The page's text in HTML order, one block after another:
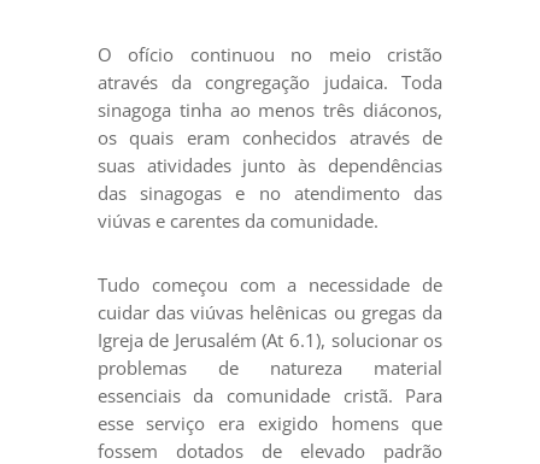
O ofício continuou no meio cristão
através da congregação judaica. Toda
sinagoga tinha ao menos três diáconos,
os quais eram conhecidos através de
suas atividades junto às dependências
das sinagogas e no atendimento das
viúvas e carentes da comunidade.
Tudo começou com a necessidade de
cuidar das viúvas helênicas ou gregas da
Igreja de Jerusalém (At 6.1), solucionar os
problemas de natureza material
essenciais da comunidade cristã. Para
esse serviço era exigido homens que
fossem dotados de elevado padrão